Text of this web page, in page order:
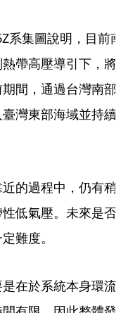
系集圖說明，目前
帶高壓導引下，將
間，通過台灣南部
灣東部海域並持續
的過程中，仍有稍
低氣壓。未來是否
難度。
在於系統本身環流